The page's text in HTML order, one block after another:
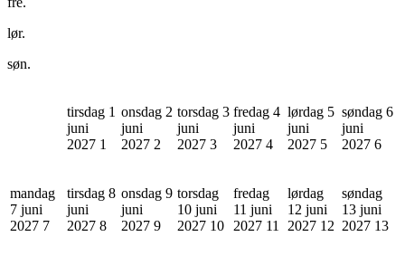
lør.
søn.
tirsdag 1
juni
2027 1
onsdag 2
juni
2027 2
torsdag 3
juni
2027 3
fredag 4
juni
2027 4
lørdag 5
juni
2027 5
søndag 6
juni
2027 6
mandag
7 juni
2027 7
tirsdag 8
juni
2027 8
onsdag 9
juni
2027 9
torsdag
10 juni
2027 10
fredag
11 juni
2027 11
lørdag
12 juni
2027 12
søndag
13 juni
2027 13